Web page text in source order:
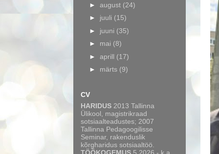
► august (24)
► juuli (15)
► juuni (35)
► mai (8)
► aprill (17)
► märts (9)
CV
HARIDUS 2013 Tallinna
Ülikool, magistrikraad
sotsiaalteadustes; 2007
Tallinna Pedagoogilisse
Seminar, rakenduslik
kõrgharidus sotsiaaltöö.